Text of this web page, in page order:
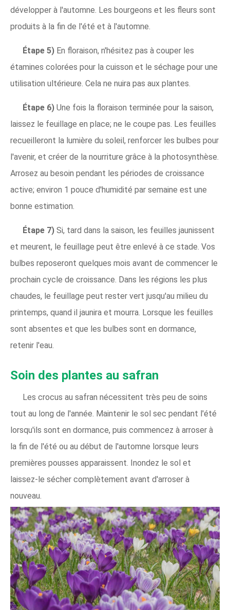
développer à l'automne. Les bourgeons et les fleurs sont
produits à la fin de l'été et à l'automne.
Étape 5) En floraison, n'hésitez pas à couper les
étamines colorées pour la cuisson et le séchage pour une
utilisation ultérieure. Cela ne nuira pas aux plantes.
Étape 6) Une fois la floraison terminée pour la saison,
laissez le feuillage en place; ne le coupe pas. Les feuilles
recueilleront la lumière du soleil, renforcer les bulbes pour
l'avenir, et créer de la nourriture grâce à la photosynthèse.
Arrosez au besoin pendant les périodes de croissance
active; environ 1 pouce d'humidité par semaine est une
bonne estimation.
Étape 7) Si, tard dans la saison, les feuilles jaunissent
et meurent, le feuillage peut être enlevé à ce stade. Vos
bulbes reposeront quelques mois avant de commencer le
prochain cycle de croissance. Dans les régions les plus
chaudes, le feuillage peut rester vert jusqu'au milieu du
printemps, quand il jaunira et mourra. Lorsque les feuilles
sont absentes et que les bulbes sont en dormance,
retenir l'eau.
Soin des plantes au safran
Les crocus au safran nécessitent très peu de soins
tout au long de l'année. Maintenir le sol sec pendant l'été
lorsqu'ils sont en dormance, puis commencez à arroser à
la fin de l'été ou au début de l'automne lorsque leurs
premières pousses apparaissent. Inondez le sol et
laissez-le sécher complètement avant d'arroser à
nouveau.